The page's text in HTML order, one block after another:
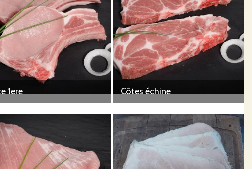
Nous les revendiquons même quand cela nous est permit.
1ere Côtes échine